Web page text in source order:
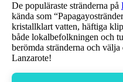
De populäraste stränderna på
kända som
kristallklart vatten, häftiga
både lokalbefolkningen och
berömda stränderna och
Lanzarote!